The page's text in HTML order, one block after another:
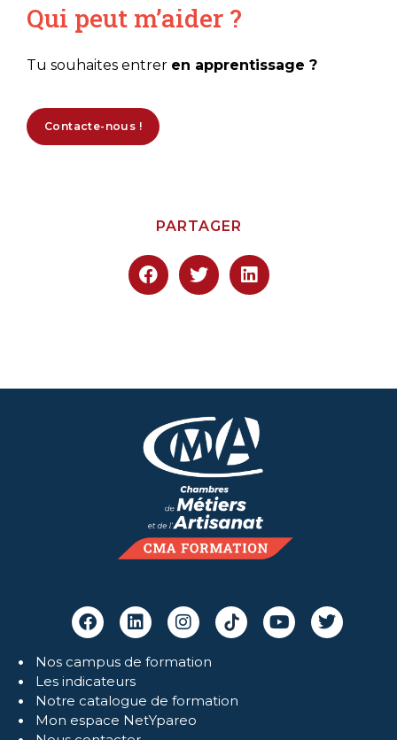
Qui peut m’aider ?​
Tu souhaites entrer en apprentissage ?
Contacte-nous !
PARTAGER
Nos campus de formation
Les indicateurs
Notre catalogue de formation
Mon espace NetYpareo